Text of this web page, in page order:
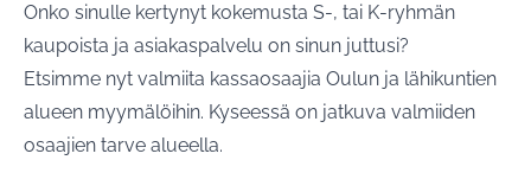
Onko sinulle kertynyt kokemusta S-, tai K-ryhmän
kaupoista ja asiakaspalvelu on sinun juttusi?
Etsimme nyt valmiita kassaosaajia Oulun ja lähikuntien
alueen myymälöihin. Kyseessä on jatkuva valmiiden
osaajien tarve alueella.